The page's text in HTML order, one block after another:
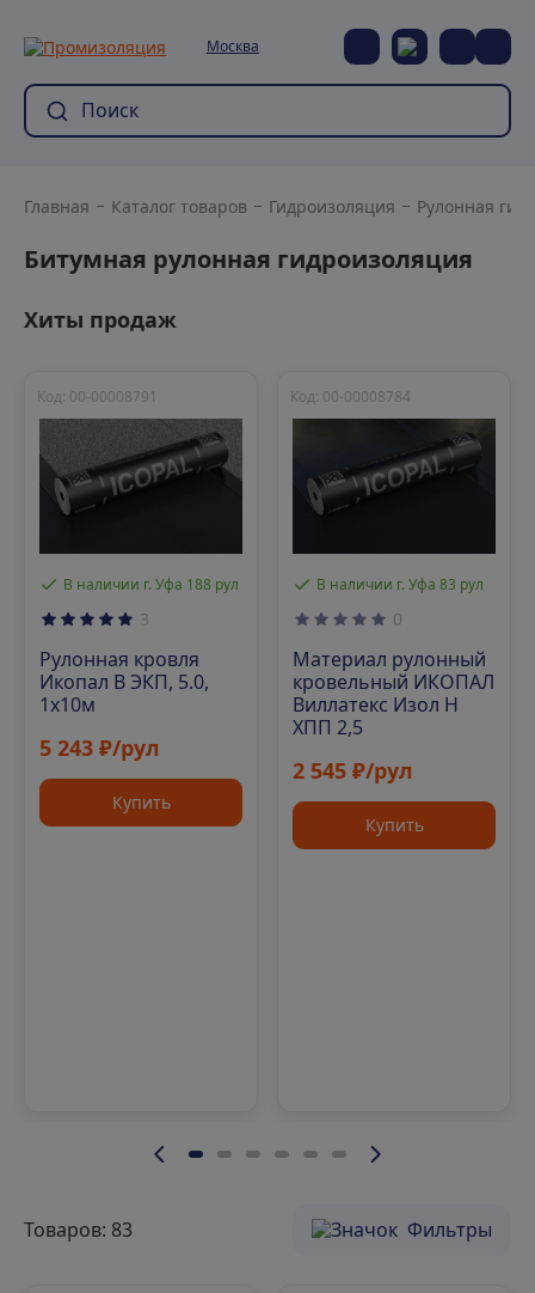
Москва
Главная Каталог товаров Гидроизоляция Рулонная
Битумная рулонная гидроизоляция
Хиты продаж
В наличии г. Уфа 188 рул
Код: 00-00008791
3
Рулонная кровля
Икопал В ЭКП, 5.0,
1х10м
5 243 ₽/рул
Купить
В наличии г. Уфа 83 рул
Код: 00-00008784
0
Материал рулонный
кровельный ИКОПАЛ
Виллатекс Изол Н
ХПП 2,5
2 545 ₽/рул
Купить
Товаров: 83 Фильтры